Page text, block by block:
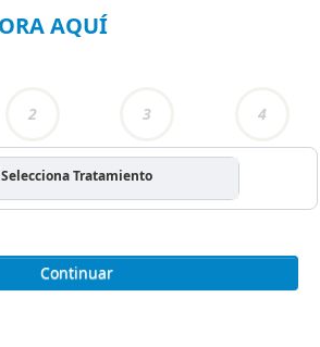
AQUÍ
2 3 4
Selecciona Tratamiento
Continuar